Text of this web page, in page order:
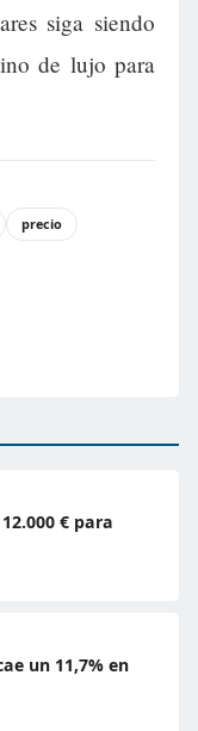
siga siendo
de lujo para
precio
€ para
un 11,7% en